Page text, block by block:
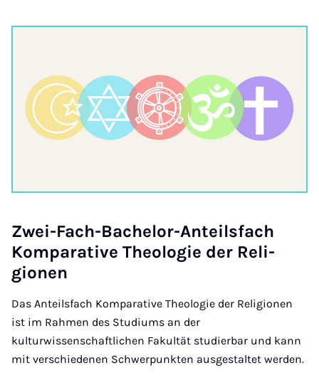
Zwei-Fach-Bach­el­or-Anteils­fach
Kom­par­at­ive Theo­lo­gie der Re­li­
gion­en
Das Anteilsfach Komparative Theologie der Religionen
ist im Rahmen des Studiums an der
kulturwissenschaftlichen Fakultät studierbar und kann
mit verschiedenen Schwerpunkten ausgestaltet werden.